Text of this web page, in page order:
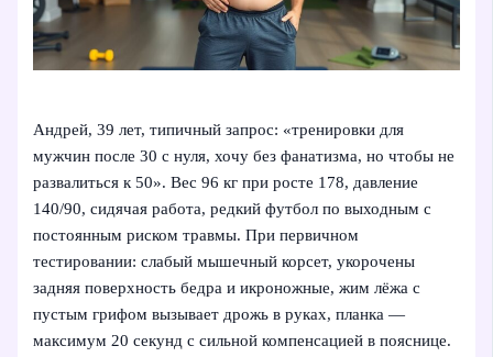
Андрей, 39 лет, типичный запрос: «тренировки для
мужчин после 30 с нуля, хочу без фанатизма, но чтобы не
развалиться к 50». Вес 96 кг при росте 178, давление
140/90, сидячая работа, редкий футбол по выходным с
постоянным риском травмы. При первичном
тестировании: слабый мышечный корсет, укорочены
задняя поверхность бедра и икроножные, жим лёжа с
пустым грифом вызывает дрожь в руках, планка —
максимум 20 секунд с сильной компенсацией в пояснице.